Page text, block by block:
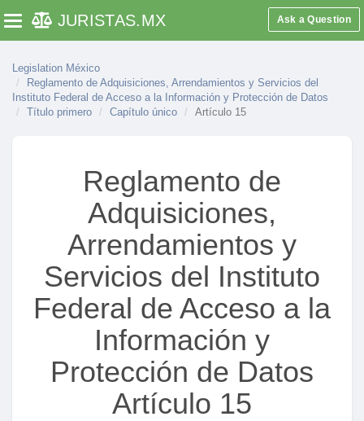
Toggle navigation
JURISTAS.MX Ask a Question
Legislation México
Reglamento de Adquisiciones, Arrendamientos y Servicios del
Instituto Federal de Acceso a la Información y Protección de Datos
Título primero
Capítulo único Artículo 15
Reglamento de
Adquisiciones,
Arrendamientos y
Servicios del Instituto
Federal de Acceso a la
Información y
Protección de Datos
Artículo 15